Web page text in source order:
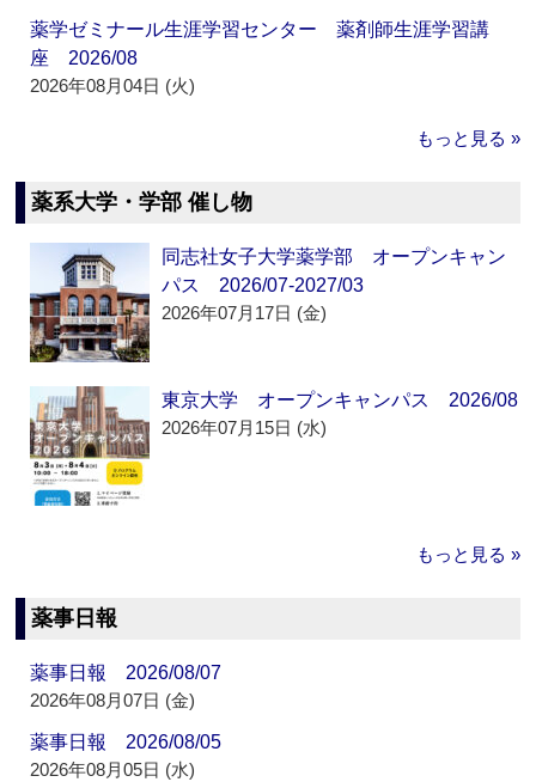
薬学ゼミナール生涯学習センター 薬剤師生涯学習講
座 2026/08
2026年08月04日 (火)
もっと見る »
薬系大学・学部 催し物
同志社女子大学薬学部 オープンキャン
パス 2026/07-2027/03
2026年07月17日 (金)
東京大学 オープンキャンパス 2026/08
2026年07月15日 (水)
もっと見る »
薬事日報
薬事日報 2026/08/07
2026年08月07日 (金)
薬事日報 2026/08/05
2026年08月05日 (水)